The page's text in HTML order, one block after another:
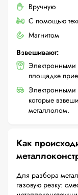
Вручную
С помощью
Магнитом
Взвешивают:
площадке
которые
металлолом.
Как
Для разбора
газовую резку: